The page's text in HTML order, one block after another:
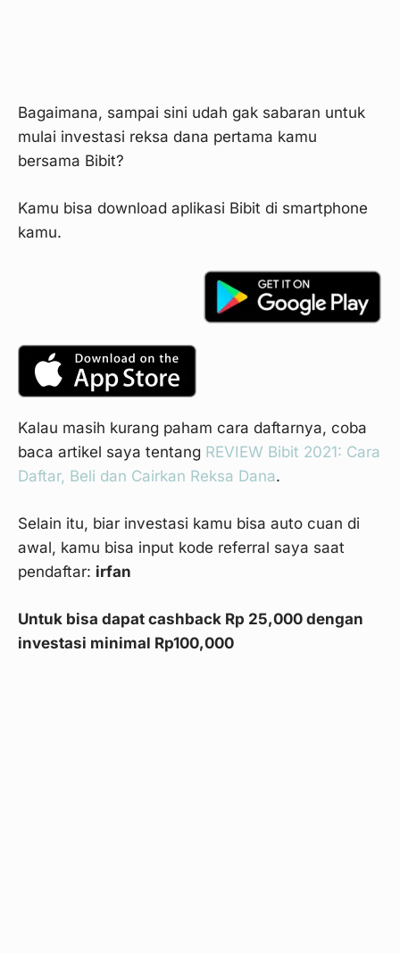
Bagaimana, sampai sini udah gak sabaran untuk
mulai investasi reksa dana pertama kamu
bersama Bibit?
Kamu bisa download aplikasi Bibit di smartphone
kamu.
Kalau masih kurang paham cara daftarnya, coba
baca artikel saya tentang REVIEW Bibit 2021: Cara
Daftar, Beli dan Cairkan Reksa Dana.
Selain itu, biar investasi kamu bisa auto cuan di
awal, kamu bisa input kode referral saya saat
pendaftar: irfan
Untuk bisa dapat cashback Rp 25,000 dengan
investasi minimal Rp100,000